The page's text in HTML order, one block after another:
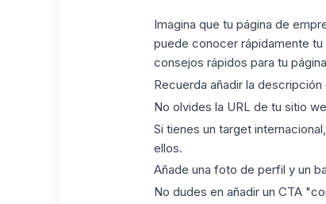
Imagina que tu página de
puede conocer rápidamente
consejos rápidos para tu
Recuerda añadir la
No olvides la URL de tu sitio
Si tienes un target
ellos.
Añade una foto de perfil y un
No dudes en añadir un CTA